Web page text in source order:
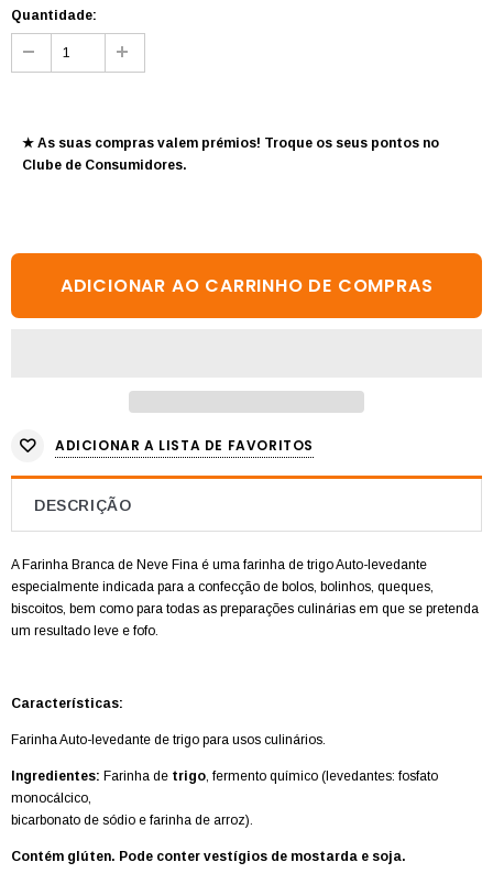
Quantidade:
★ As suas compras valem prémios! Troque os seus pontos no
Clube de Consumidores.
ADICIONAR A LISTA DE FAVORITOS
DESCRIÇÃO
A Farinha Branca de Neve Fina é uma farinha de trigo Auto-levedante
especialmente indicada para a confecção de bolos, bolinhos, queques,
biscoitos, bem como para todas as preparações culinárias em que se pretenda
um resultado leve e fofo.
Características:
Farinha Auto-levedante de trigo para usos culinários.
Ingredientes: Farinha de trigo, fermento químico (levedantes: fosfato
monocálcico,
bicarbonato de sódio e farinha de arroz).
Contém glúten. Pode conter vestígios de mostarda e soja.